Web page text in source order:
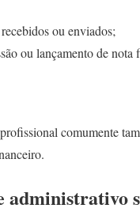
ou enviados;
ou lançamento de nota
comumente
administrativo